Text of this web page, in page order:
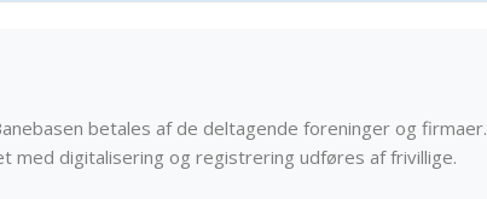
betales af de deltagende foreninger og firmaer.
med digitalisering og registrering udføres af frivillige.